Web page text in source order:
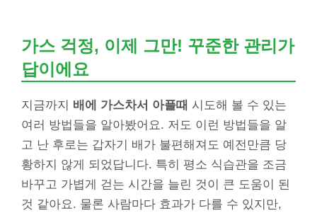
가스 걱정, 이제 그만! 꾸준한 관리가
답이에요
지금까지 배에 가스차서 아플때 시도해 볼 수 있는
여러 방법들을 알아봤어요. 저도 이런 방법들을 알
고 난 후로는 갑자기 배가 불편해져도 예전만큼 당
황하지 않게 되었답니다. 특히 평소 식습관을 조금
바꾸고 가볍게 걷는 시간을 늘린 것이 큰 도움이 된
것 같아요. 물론 사람마다 효과가 다를 수 있지만,